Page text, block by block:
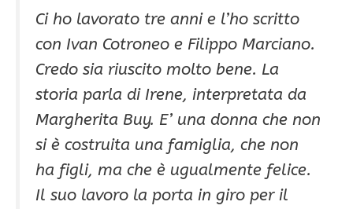
Ci ho lavorato tre anni e l’ho scritto
con Ivan Cotroneo e Filippo Marciano.
Credo sia riuscito molto bene. La
storia parla di Irene, interpretata da
Margherita Buy. E’ una donna che non
si è costruita una famiglia, che non
ha figli, ma che è ugualmente felice.
Il suo lavoro la porta in giro per il